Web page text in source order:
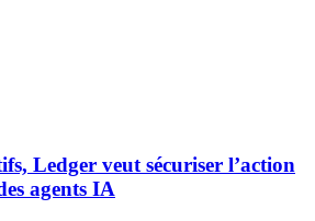
Ledger veut sécuriser l’action
agents IA